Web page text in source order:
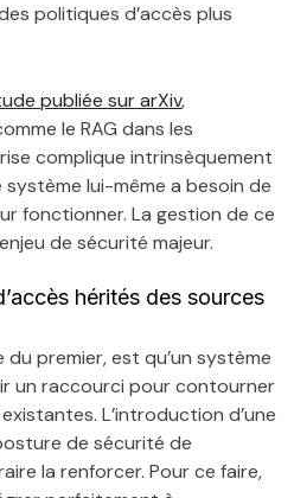
politiques d’accès plus
publiée sur arXiv,
le RAG dans les
complique intrinsèquement
lui-même a besoin de
fonctionner. La gestion de ce
de sécurité majeur.
hérités des sources
premier, est qu’un système
un raccourci pour contourner
L’introduction d’une
de sécurité de
la renforcer. Pour ce faire,